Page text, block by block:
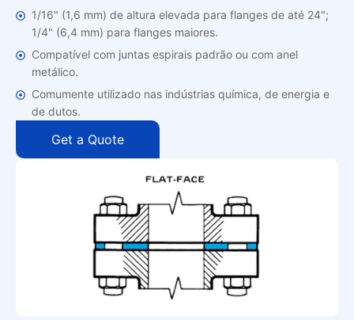
1/16" (1,6 mm) de altura elevada para flanges de até 24";
1/4" (6,4 mm) para flanges maiores.
Compatível com juntas espirais padrão ou com anel
metálico.
Comumente utilizado nas indústrias química, de energia e
de dutos.
Get a Quote